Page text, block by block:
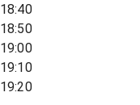
18:40
18:50
19:00
19:10
19:20